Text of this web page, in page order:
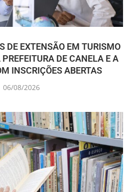
DE EXTENSÃO EM TURISMO
DE CANELA E A
INSCRIÇÕES ABERTAS
06/08/2026